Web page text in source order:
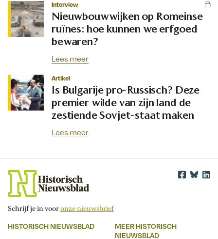
Interview
Nieuwbouwwijken op Romeinse
ruïnes: hoe kunnen we erfgoed
bewaren?
Lees meer
Artikel
Is Bulgarije pro-Russisch? Deze
premier wilde van zijn land de
zestiende Sovjet-staat maken
Lees meer
Schrijf je in vooronze nieuwsbrief
HISTORISCH NIEUWSBLAD
MEER HISTORISCH
NIEUWSBLAD